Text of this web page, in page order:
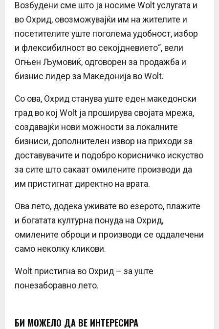
Возбудени сме што ја носиме Wolt услугата и
во Охрид, овозможувајќи им на жителите и
посетителите уште поголема удобност, избор
и флексибилност во секојдневието“, вели
Огњен Љумовиќ, одговорен за продажба и
бизнис лидер за Македонија во Wolt.
Со ова, Охрид станува уште еден македонски
град во кој Wolt ја проширува својата мрежа,
создавајќи нови можности за локалните
бизниси, дополнителен извор на приходи за
доставувачите и подобро корисничко искуство
за сите што сакаат омилените производи да
им пристигнат директно на врата.
Ова лето, додека уживате во езерото, плажите
и богатата културна понуда на Охрид,
омилените оброци и производи се оддалечени
само неколку кликови.
Wolt пристигна во Охрид – за уште
понезаборавно лето.
БИ МОЖЕЛО ДА ВЕ ИНТЕРЕСИРА